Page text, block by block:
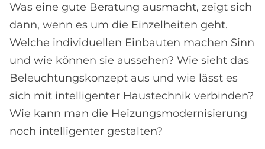
Was eine gute Beratung ausmacht, zeigt sich
dann, wenn es um die Einzelheiten geht.
Welche individuellen Einbauten machen Sinn
und wie können sie aussehen? Wie sieht das
Beleuchtungskonzept aus und wie lässt es
sich mit intelligenter Haustechnik verbinden?
Wie kann man die Heizungsmodernisierung
noch intelligenter gestalten?